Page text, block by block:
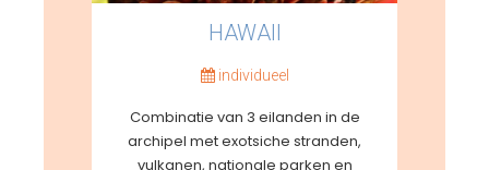
HAWAII
individueel
Combinatie van 3 eilanden in de
archipel met exotsiche stranden,
vulkanen, nationale parken en